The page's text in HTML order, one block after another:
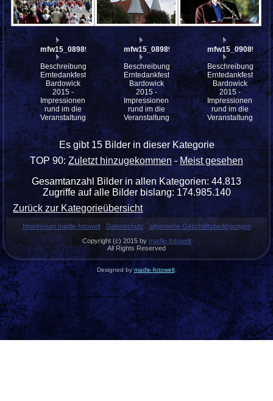
mfw15_089893w
Beschreibung:
Erntedankfest
Bardowick
2015 -
Impressionen
rund im die
Veranstaltung
mfw15_089892w
Beschreibung:
Erntedankfest
Bardowick
2015 -
Impressionen
rund im die
Veranstaltung
mfw15_090895w
Beschreibung:
Erntedankfest
Bardowick
2015 -
Impressionen
rund im die
Veranstaltung
Es gibt 15 Bilder in dieser Kategorie
TOP 90: Zuletzt hinzugekommen-Meist gesehen
Gesamtanzahl Bilder in allen Kategorien: 44.813
Zugriffe auf alle Bilder bislang: 174.985.140
Zurück zur Kategorieübersicht
Impressum madle-fotowelt Datenschutz
allgemeine Geschäftsbedingungen
Copyright (c) 2015 by madle-fotowelt
All Rights Reserved
Designed bymadle-fotowelt.